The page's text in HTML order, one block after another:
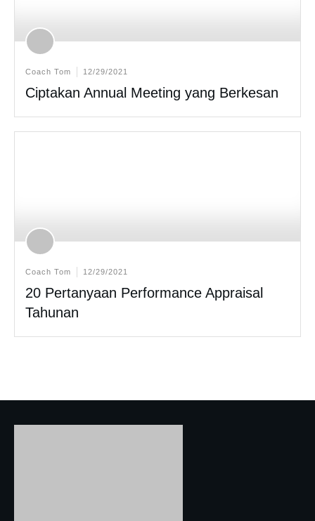
Coach Tom 12/29/2021
Ciptakan Annual Meeting yang Berkesan
Coach Tom 12/29/2021
20 Pertanyaan Performance Appraisal
Tahunan